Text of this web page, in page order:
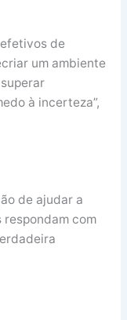
de
um ambiente
à incerteza”,
de ajudar a
com